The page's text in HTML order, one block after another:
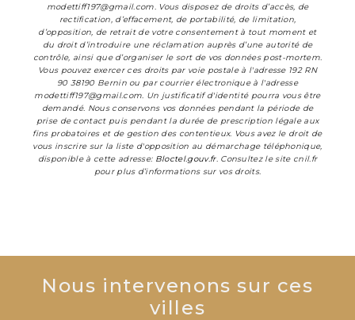
modettiff197@gmail.com. Vous disposez de droits d’accès, de
rectification, d’effacement, de portabilité, de limitation,
d’opposition, de retrait de votre consentement à tout moment et
du droit d’introduire une réclamation auprès d’une autorité de
contrôle, ainsi que d’organiser le sort de vos données post-mortem.
Vous pouvez exercer ces droits par voie postale à l'adresse 192 RN
90 38190 Bernin ou par courrier électronique à l'adresse
modettiff197@gmail.com. Un justificatif d'identité pourra vous être
demandé. Nous conservons vos données pendant la période de
prise de contact puis pendant la durée de prescription légale aux
fins probatoires et de gestion des contentieux. Vous avez le droit de
vous inscrire sur la liste d'opposition au démarchage téléphonique,
disponible à cette adresse: Bloctel.gouv.fr. Consultez le site cnil.fr
pour plus d’informations sur vos droits.
Nous intervenons sur ces
villes